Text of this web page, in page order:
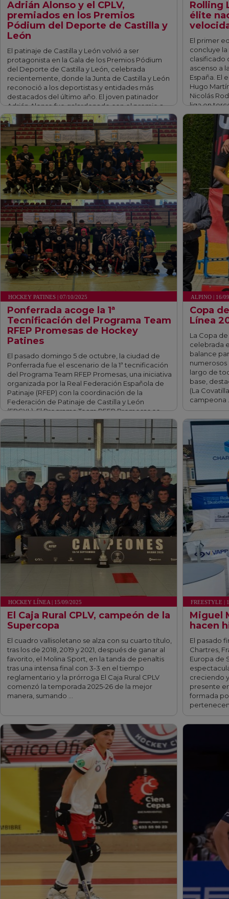
Adrián Alonso y el CPLV,
premiados en los Premios
Pódium del Deporte de Castilla y
León
El patinaje de Castilla y León volvió a ser
protagonista en la Gala de los Premios Pódium
del Deporte de Castilla y León, celebrada
recientemente, donde la Junta de Castilla y León
reconoció a los deportistas y entidades más
destacados del último año. El joven patinador
Adrián Alonso fue galardonado con el premio a
Mejor …
Rolling
élite
El primer
concluye
clasificado
ascenso a
España. El
Hugo
Nicolás
liga en
fff
HOCKEY PATINES | 07/10/2025
Ponferrada acoge la 1ª
Tecnificación del Programa Team
RFEP Promesas de Hockey
Patines
El pasado domingo 5 de octubre, la ciudad de
Ponferrada fue el escenario de la 1ª tecnificación
del Programa Team RFEP Promesas, una iniciativa
organizada por la Real Federación Española de
Patinaje (RFEP) con la coordinación de la
Federación de Patinaje de Castilla y León
(FPCYL). El Programa Team RFEP Promesas es
una propuesta pionera …
fff
ALPINO | 16/
Copa
Línea
La Copa
celebrada
balance
numerosos
largo de
base,
(La
campeona
fff
HOCKEY LÍNEA | 15/09/2025
El Caja Rural CPLV, campeón de la
Supercopa
El cuadro vallisoletano se alza con su cuarto título,
tras los de 2018, 2019 y 2021, después de ganar al
favorito, el Molina Sport, en la tanda de penaltis
tras una intensa final con 3-3 en el tiempo
reglamentario y la prórroga El Caja Rural CPLV
comenzó la temporada 2025-26 de la mejor
manera, sumando …
fff
FREESTYLE |
Miguel
hacen
El pasado
Chartres,
Europa de
creciendo
presente
formada